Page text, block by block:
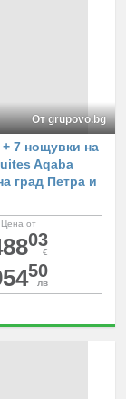
От grupovo.bg
7 нощувки на
Aqaba
град Петра и
Цена от
03
€
50
лв